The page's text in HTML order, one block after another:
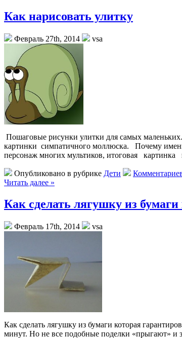
Как нарисовать улитку
Февраль 27th, 2014 vsa
Пошаговые рисунки улитки для самых
картинки симпатичного моллюска. Почему
персонаж многих мультиков, итоговая
Опубликовано в рубрике Дети
Читать далее »
Как сделать лягушку из
Февраль 17th, 2014 vsa
Как сделать лягушку из бумаги которая
минут. Но не все подобные поделки «прыгают» и